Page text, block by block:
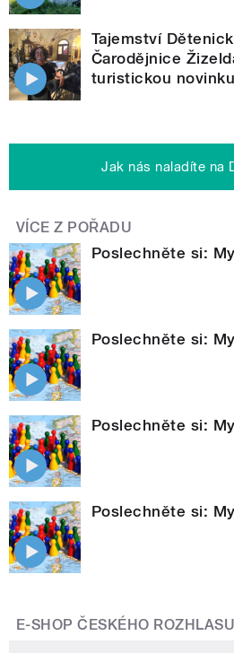
Tajemství
Čarodějnice
turistickou
Jak nás naladíte na
VÍCE Z POŘADU
Poslechněte si:
Poslechněte si:
Poslechněte si:
Poslechněte si:
E-SHOP ČESKÉHO ROZHLASU